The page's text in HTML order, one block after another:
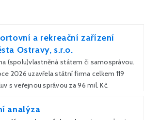
a rekreační zařízení
Ostravy, s.r.o.
(spolu)vlastněná státem či samosprávou.
2026 uzavřela státní firma celkem 119
s veřejnou správou za 96 mil. Kč.
analýza